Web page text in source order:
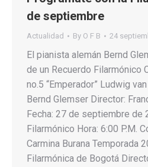
de septiembre
Actualidad By O F B 24
El pianista alemán Bernd
de un Recuerdo Filarmónico
no.5 “Emperador” Ludwig
Bernd Glemser Director:
Fecha: 27 de septiembre de
Filarmónico Hora: 6:00 P.M.
Carmina Burana Temporada
Filarmónica de Bogotá